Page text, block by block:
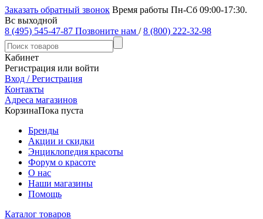
Заказать обратный звонок Время работы Пн-Сб 09:00-17:30.
Вс выходной
8 (495) 545-47-87 Позвоните нам / 8 (800) 222-32-98
Кабинет
Регистрация или войти
Вход / Регистрация
Контакты
Адреса магазинов
КорзинаПока пуста
Бренды
Акции и скидки
Энциклопедия красоты
Форум о красоте
О нас
Наши магазины
Помощь
Каталог товаров